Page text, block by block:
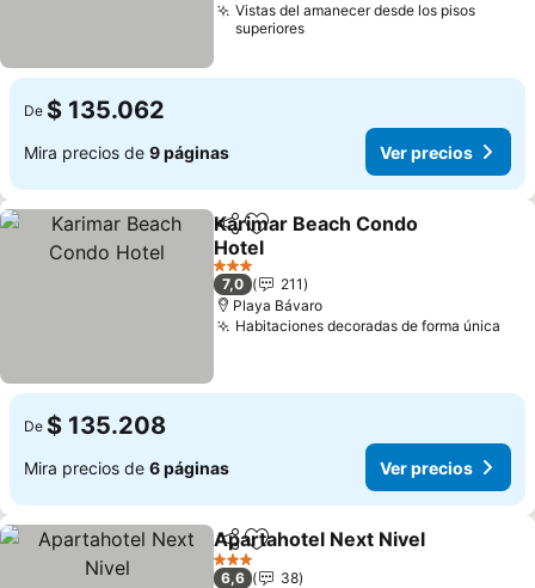
Vistas del amanecer desde los pisos
superiores
De $ 135.062
Mira precios de 9 páginas Ver precios
CompartirAgregar a favoritos
Karimar Beach Condo
Hotel
Ver precios
3 Estrellas
7,0
211
Playa Bávaro
Habitaciones decoradas de forma única
De $ 135.208
Mira precios de 6 páginas Ver precios
CompartirAgregar a favoritos
Apartahotel Next Nivel
3 Estrellas
6,6
38